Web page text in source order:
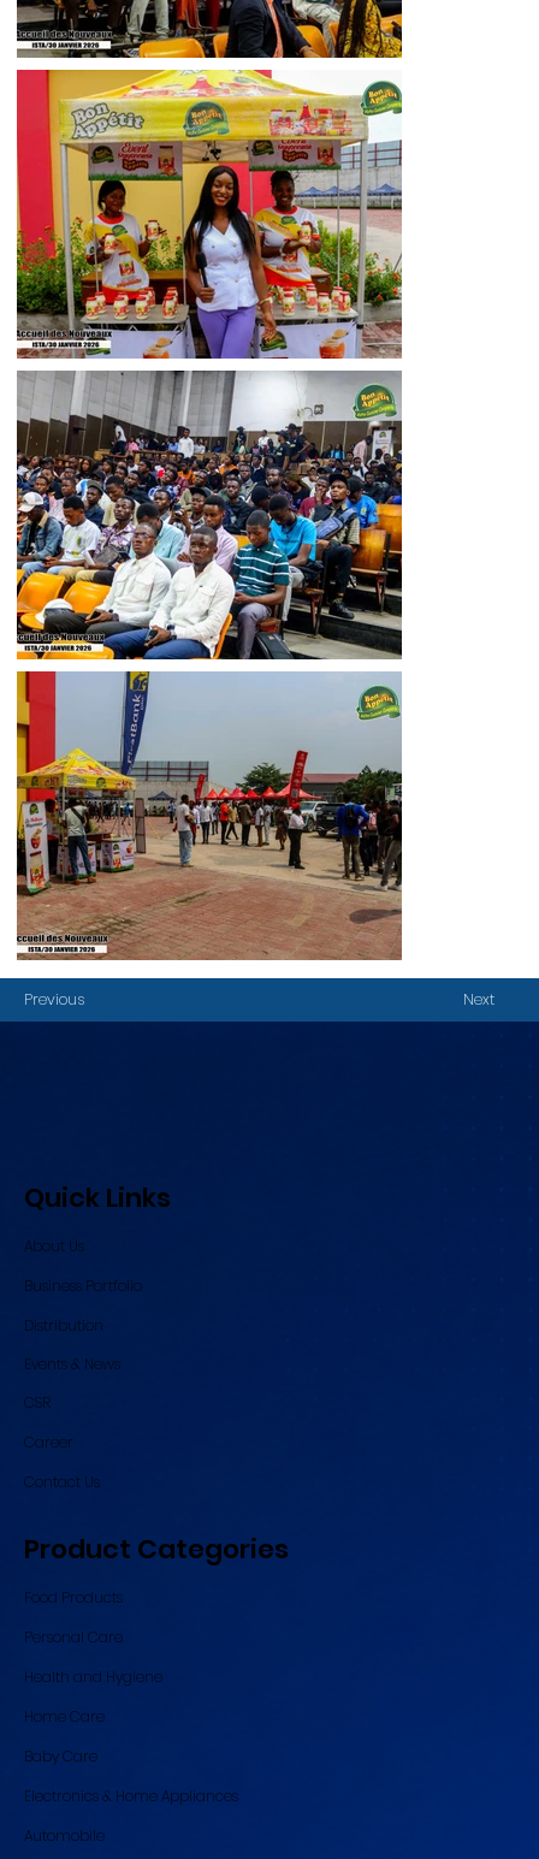
Previous Next
Product Categories
Food Products
Personal Care
Health and Hygiene
Home Care
Baby Care
Electronics & Home Appliances
Automobile
Quick Links
About Us
Business Portfolio
Distribution
Events & News
CSR
Career
Contact Us